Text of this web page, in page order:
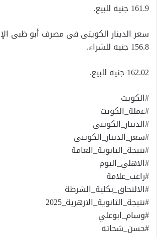
161.9 جنيه للبيع.
سعر الدينار الكويتى فى مصرف أبو ظبى
156.8 جنيه للشراء.
162.02 جنيه للبيع.
#الكويت
#عملة_الكويت
#الدينار_الكويتي
#سعر_الدينار_الكويتي
#نتيجة_الثانوية_العامة
#الاهلي_اليوم
#راغب_علامة
#الالتحاق_بكلية_الشرطة
#نتيجة_الثانوية_الازهرية_2025
#وسام_ابوعلي
#حسن_شحاته